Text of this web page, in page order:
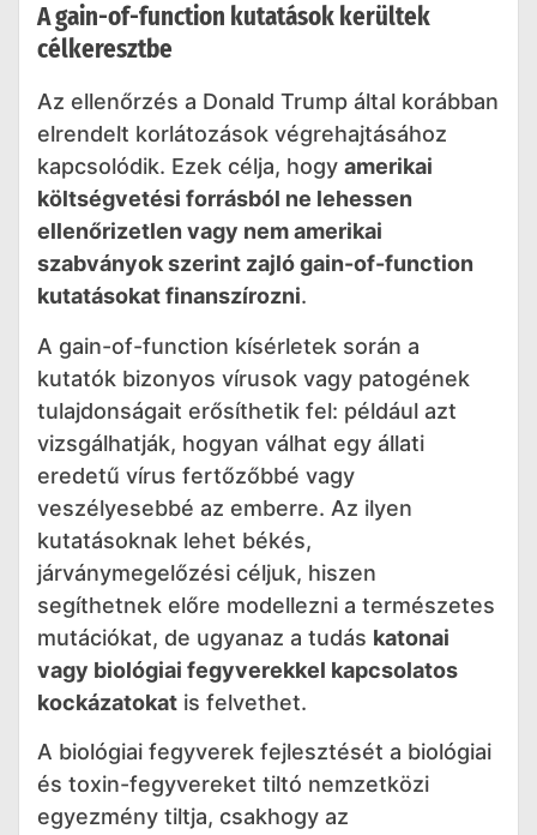
A gain-of-function kutatások kerültek
célkeresztbe
Az ellenőrzés a Donald Trump által korábban
elrendelt korlátozások végrehajtásához
kapcsolódik. Ezek célja, hogy amerikai
költségvetési forrásból ne lehessen
ellenőrizetlen vagy nem amerikai
szabványok szerint zajló gain-of-function
kutatásokat finanszírozni.
A gain-of-function kísérletek során a
kutatók bizonyos vírusok vagy patogének
tulajdonságait erősíthetik fel: például azt
vizsgálhatják, hogyan válhat egy állati
eredetű vírus fertőzőbbé vagy
veszélyesebbé az emberre. Az ilyen
kutatásoknak lehet békés,
járványmegelőzési céljuk, hiszen
segíthetnek előre modellezni a természetes
mutációkat, de ugyanaz a tudás katonai
vagy biológiai fegyverekkel kapcsolatos
kockázatokat is felvethet.
A biológiai fegyverek fejlesztését a biológiai
és toxin-fegyvereket tiltó nemzetközi
egyezmény tiltja, csakhogy az